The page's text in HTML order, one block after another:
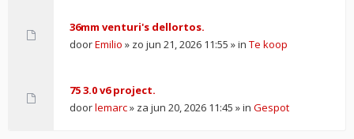
36mm venturi's dellortos.
doorEmilio » zo jun 21, 2026 11:55 » in Te koop
75 3.0 v6 project.
doorlemarc» za jun 20, 2026 11:45 » in Gespot